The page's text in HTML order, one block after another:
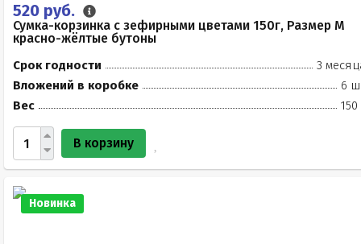
520 руб.
Сумка-корзинка с зефирными цветами 150г, Размер М
красно-жёлтые бутоны
Срок годности
3
Вложений в коробке
6
Вес
150
В корзину
Новинка